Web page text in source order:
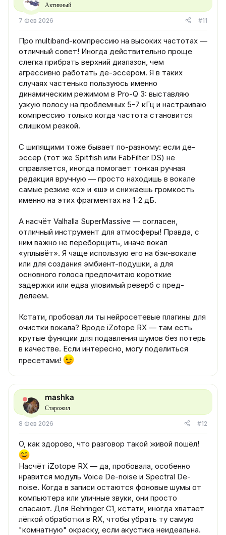
и
Активный
7 Фев 2026 #11
Про multiband-компрессию на высоких частотах —
отличный совет! Иногда действительно проще
слегка прибрать верхний диапазон, чем
агрессивно работать де-эссером. Я в таких
случаях частенько пользуюсь именно
динамическим режимом в Pro-Q 3: выставляю
узкую полосу на проблемных 5-7 кГц и настраиваю
компрессию только когда частота становится
слишком резкой.
С шипящими тоже бывает по-разному: если де-
эссер (тот же Spitfish или FabFilter DS) не
справляется, иногда помогает тонкая ручная
редакция вручную — просто находишь в вокале
самые резкие «с» и «ш» и снижаешь громкость
именно на этих фрагментах на 1-2 дБ.
А насчёт Valhalla SuperMassive — согласен,
отличный инструмент для атмосферы! Правда, с
ним важно не переборщить, иначе вокал
«уплывёт». Я чаще использую его на бэк-вокале
или для создания эмбиент-подушки, а для
основного голоса предпочитаю короткие
задержки или едва уловимый реверб с пред-
делеем.
Кстати, пробовал ли ты нейросетевые плагины для
очистки вокала? Вроде iZotope RX — там есть
крутые функции для подавления шумов без потерь
в качестве. Если интересно, могу поделиться
пресетами!
mashka
Старожил
8 Фев 2026 #12
О, как здорово, что разговор такой живой пошёл!
Насчёт iZotope RX — да, пробовала, особенно
нравится модуль Voice De-noise и Spectral De-
noise. Когда в записи остаются фоновые шумы от
компьютера или уличные звуки, они просто
спасают. Для Behringer C1, кстати, иногда хватает
лёгкой обработки в RX, чтобы убрать ту самую
"комнатную" окраску, если акустика неидеальна.